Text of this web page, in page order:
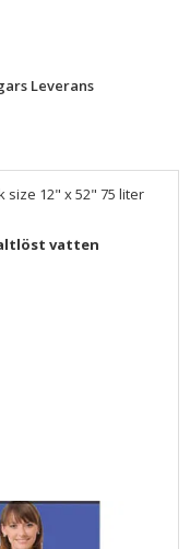
Leverans
size 12" x 52" 75 liter
vatten